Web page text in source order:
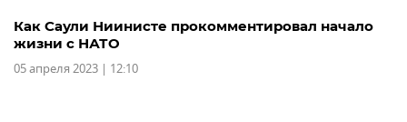
Как Саули Ниинисте прокомментировал начало
жизни с НАТО
05 апреля 2023 | 12:10